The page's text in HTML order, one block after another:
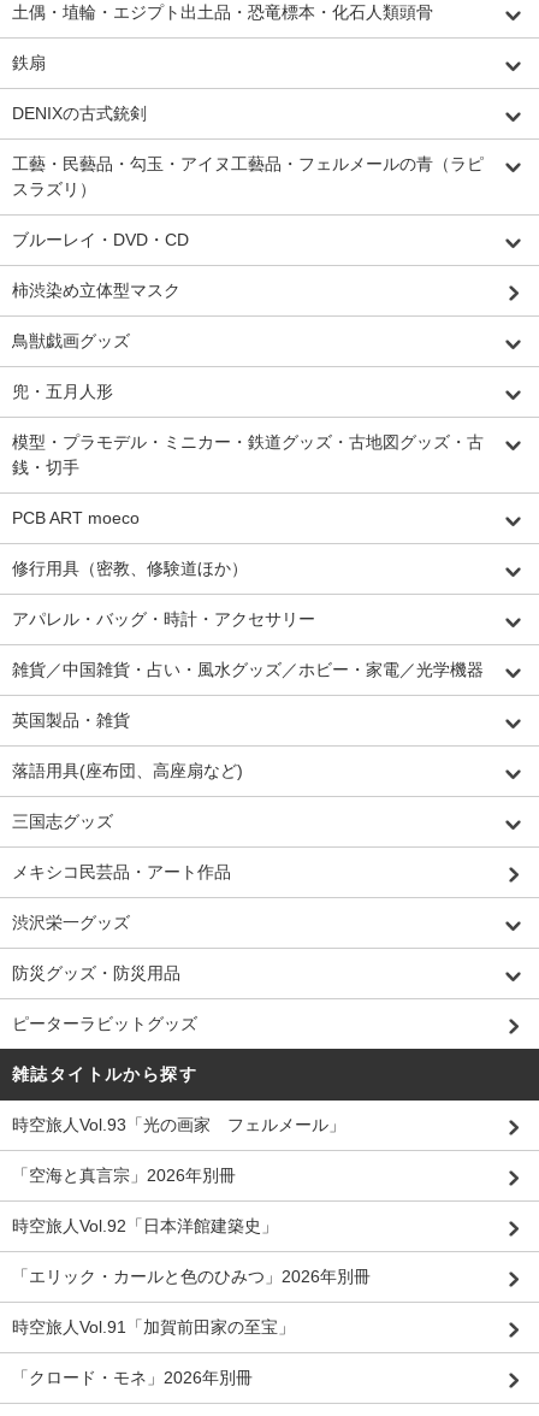
土偶・埴輪・エジプト出土品・恐竜標本・化石人類頭骨
鉄扇
DENIXの古式銃剣
工藝・民藝品・勾玉・アイヌ工藝品・フェルメールの青（ラピ
スラズリ）
ブルーレイ・DVD・CD
柿渋染め立体型マスク
鳥獣戯画グッズ
兜・五月人形
模型・プラモデル・ミニカー・鉄道グッズ・古地図グッズ・古
銭・切手
PCB ART moeco
修行用具（密教、修験道ほか）
アパレル・バッグ・時計・アクセサリー
雑貨／中国雑貨・占い・風水グッズ／ホビー・家電／光学機器
英国製品・雑貨
落語用具(座布団、高座扇など)
三国志グッズ
メキシコ民芸品・アート作品
渋沢栄一グッズ
防災グッズ・防災用品
ピーターラビットグッズ
雑誌タイトルから探す
時空旅人Vol.93「光の画家 フェルメール」
「空海と真言宗」2026年別冊
時空旅人Vol.92「日本洋館建築史」
「エリック・カールと色のひみつ」2026年別冊
時空旅人Vol.91「加賀前田家の至宝」
「クロード・モネ」2026年別冊